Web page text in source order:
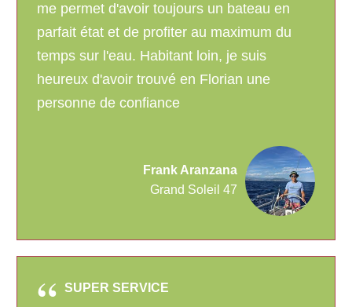
me permet d'avoir toujours un bateau en
parfait état et de profiter au maximum du
temps sur l'eau. Habitant loin, je suis
heureux d'avoir trouvé en Florian une
personne de confiance
Frank Aranzana
Grand Soleil 47
SUPER SERVICE